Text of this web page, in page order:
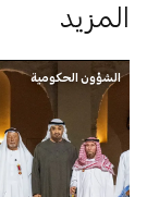
المزيد
الشؤون الحكومية